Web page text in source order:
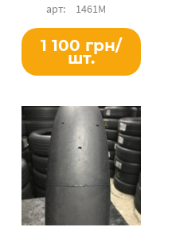
1461М
1 100 грн/
шт.